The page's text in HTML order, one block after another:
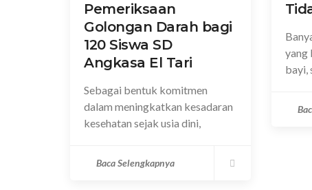
Pemeriksaan
Golongan Darah bagi
120 Siswa SD
Angkasa El Tari
Sebagai bentuk komitmen
dalam meningkatkan kesadaran
kesehatan sejak usia dini,
Baca Selengkapnya
yang
bayi,